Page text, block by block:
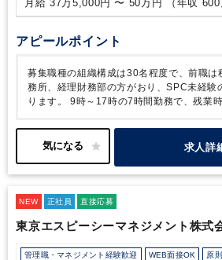
アピールポイント
募集職種の組織構成は30名程度で、前職は
務所、経理財務部の方がおり、SPC未経験
ります。
9時～17時の7時間勤務で、残業
前職でハードワークをされていた方が転職
ておりますので、ワークライフバランスの
求人詳
NEW 正社員 直接応募
東京エスピーシーマネジメント株式
管理職・マネジメント経験歓迎 WEB面接OK 原